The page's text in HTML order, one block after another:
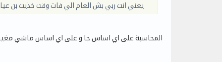
يعني انت ربي بش العام الي فات وقت خذيت بن
المحاسبة على اي اساس جا و على اي اساس ماشي